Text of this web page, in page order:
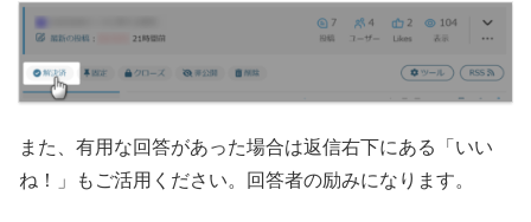
また、有用な回答があった場合は返信右下にある「いい
ね！」もご活用ください。回答者の励みになります。